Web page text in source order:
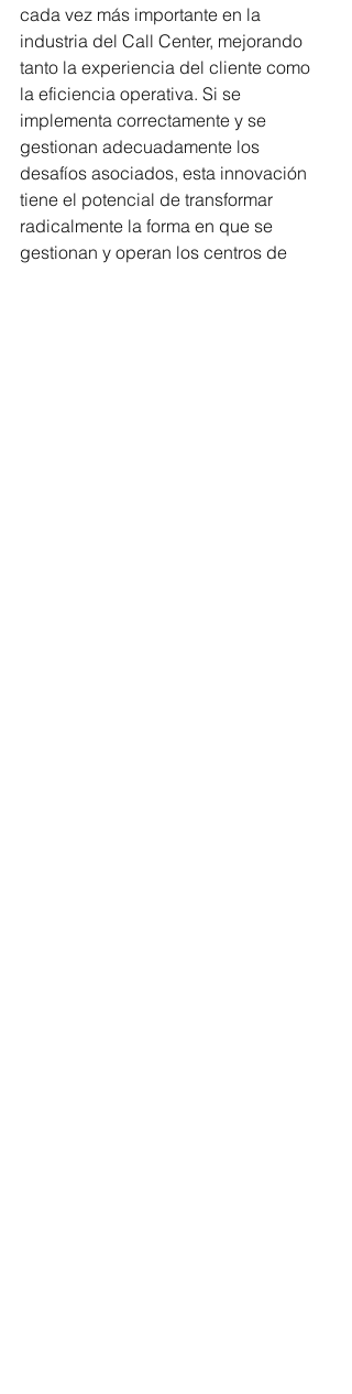
cada vez más importante en la
industria del Call Center, mejorando
tanto la experiencia del cliente como
la eficiencia operativa. Si se
implementa correctamente y se
gestionan adecuadamente los
desafíos asociados, esta innovación
tiene el potencial de transformar
radicalmente la forma en que se
gestionan y operan los centros de